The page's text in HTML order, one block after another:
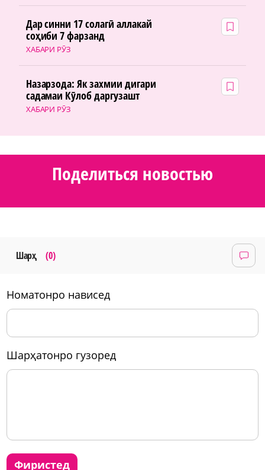
ХАБАРИ РӮЗ
Дар синни 17 солагӣ аллакай
соҳиби 7 фарзанд
ХАБАРИ РӮЗ
Назарзода: Як захмии дигари
садамаи Кӯлоб даргузашт
Поделиться новостью
Шарҳ (0)
номатонро нависед
шарҳатонро гузоред
фиристед